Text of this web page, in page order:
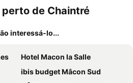
mentode Chaintré
interessá-lo...
Hotel Macon la Salle
ibis budget Mâcon Sud